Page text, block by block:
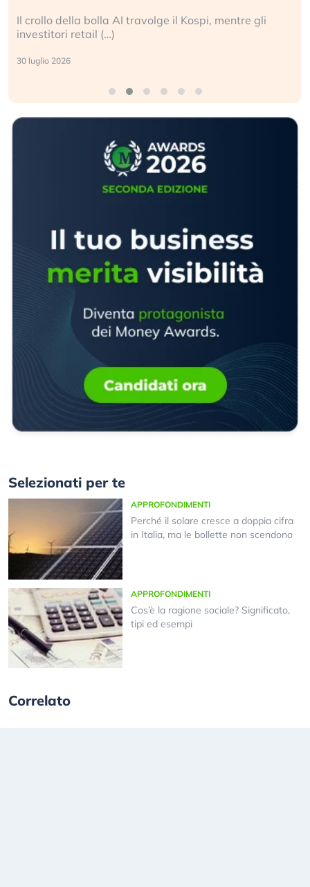
gli
La ricchezza mondiale cresce, ma è sempre più
sganciata dall’economia reale. (…)
24 luglio 2026
Selezionati per te
APPROFONDIMENTI
Perché il solare cresce a doppia cifra
in Italia, ma le bollette non scendono
APPROFONDIMENTI
Cos’è la ragione sociale? Significato,
tipi ed esempi
Correlato